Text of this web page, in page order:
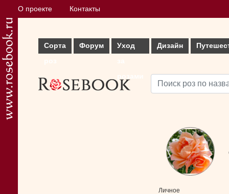
О проекте Контакты
Сорта
Форум
Уход
Дизайн
Личное